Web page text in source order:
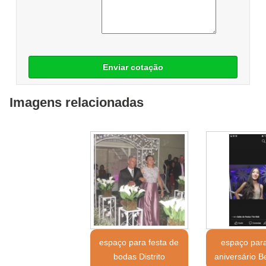
Enviar cotação
Imagens relacionadas
espaço para festa de
bodas Distrito
espaço
aniversário